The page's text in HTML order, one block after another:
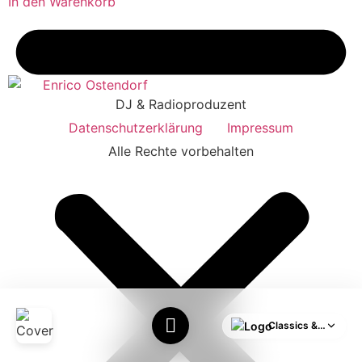
DJ & Radioproduzent
Datenschutzerklärung
Impressum
Alle Rechte vorbehalten
Classics & HITS